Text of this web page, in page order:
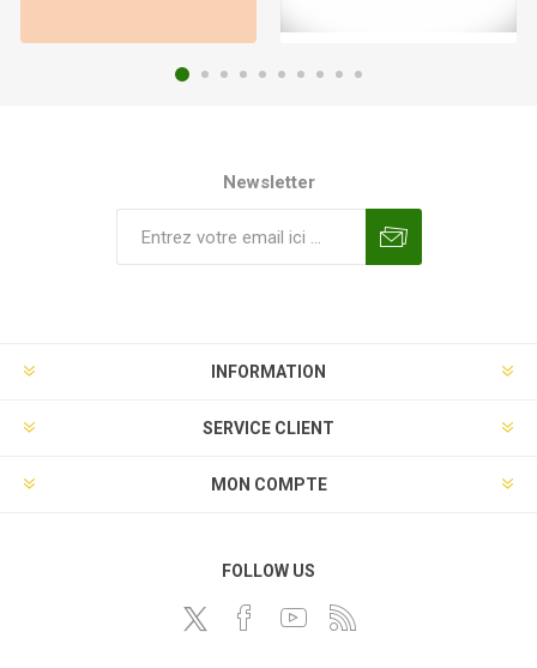
Newsletter
INFORMATION
SERVICE CLIENT
MON COMPTE
FOLLOW US